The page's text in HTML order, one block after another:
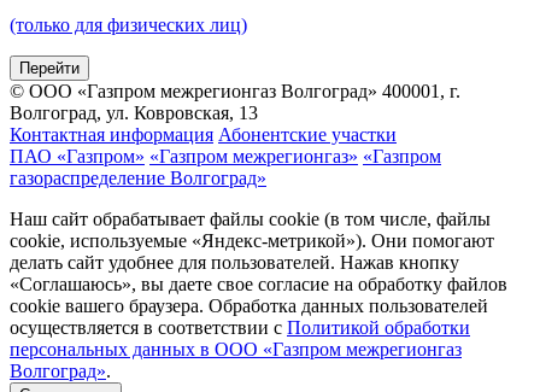
(только для физических лиц)
Перейти
© ООО «Газпром межрегионгаз Волгоград» 400001, г.
Волгоград, ул. Ковровская, 13
Контактная информация Абонентские участки
ПАО «Газпром» «Газпром межрегионгаз» «Газпром
газораспределение Волгоград»
Наш сайт обрабатывает файлы cookie (в том числе, файлы
cookie, используемые «Яндекс-метрикой»). Они помогают
делать сайт удобнее для пользователей. Нажав кнопку
«Соглашаюсь», вы даете свое согласие на обработку файлов
cookie вашего браузера. Обработка данных пользователей
осуществляется в соответствии с Политикой обработки
персональных данных в ООО «Газпром межрегионгаз
Волгоград».